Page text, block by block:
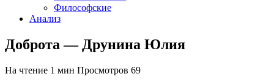
Философские
Анализ
Доброта — Друнина Юлия
На чтение 1 мин Просмотров 69